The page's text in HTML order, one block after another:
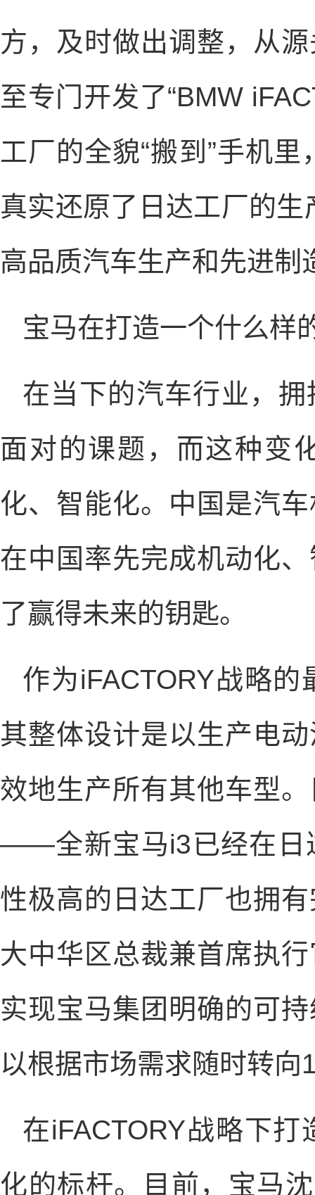
方，及时做出调整，从
至专门开发了“BMW
工厂的全貌“搬到”手机
真实还原了日达工厂的
高品质汽车生产和先进制
宝马在打造一个什么样
在当下的汽车行业，
面对的课题，而这种变
化、智能化。中国是汽
在中国率先完成机动化
了赢得未来的钥匙。
作为iFACTORY战略
其整体设计是以生产电
效地生产所有其他车型
——全新宝马i3已经在日
性极高的日达工厂也拥
大中华区总裁兼首席执
实现宝马集团明确的可
以根据市场需求随时转
在iFACTORY战略下
化的标杆。目前，宝马